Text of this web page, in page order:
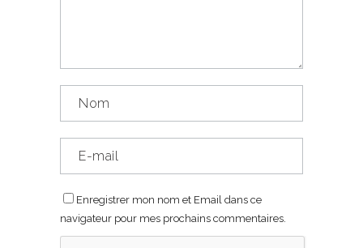
Enregistrer mon nom et Email dans ce
navigateur pour mes prochains commentaires.